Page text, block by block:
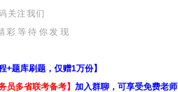
关注我们
等待你发现
+题库刷题，仅赠1万份】
员多省联考备考】 加入群聊，可享受免费老